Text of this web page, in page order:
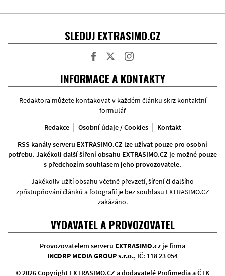
SLEDUJ EXTRASIMO.CZ
INFORMACE A KONTAKTY
Redaktora můžete kontakovat v každém článku skrz kontaktní
formulář
Redakce
Osobní údaje / Cookies
Kontakt
RSS kanály serveru EXTRASIMO.CZ lze užívat pouze pro osobní
potřebu. Jakékoli další šíření obsahu EXTRASIMO.CZ je možné pouze
s předchozím souhlasem jeho provozovatele.
Jakékoliv užití obsahu včetně převzetí, šíření či dalšího
zpřístupňování článků a fotografií je bez souhlasu EXTRASIMO.CZ
zakázáno.
VYDAVATEL A PROVOZOVATEL
Provozovatelem serveru EXTRASIMO.czje firma
INCORP MEDIA GROUP s.r.o., IČ: 118 23 054
© 2026 Copyright EXTRASIMO.CZ a dodavatelé Profimedia a ČTK